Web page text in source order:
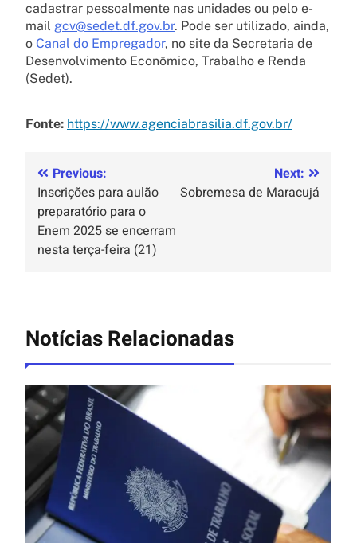
cadastrar pessoalmente nas unidades ou pelo e-
mail gcv@sedet.df.gov.br. Pode ser utilizado, ainda,
o Canal do Empregador, no site da Secretaria de
Desenvolvimento Econômico, Trabalho e Renda
(Sedet).
Fonte: https://www.agenciabrasilia.df.gov.br/
Previous:
Inscrições para aulão
preparatório para o
Enem 2025 se encerram
nesta terça-feira (21)
Next:
Sobremesa de Maracujá
Notícias Relacionadas